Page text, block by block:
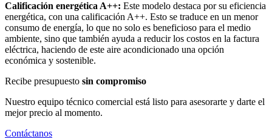
Calificación energética A++: Este modelo destaca por su eficiencia
energética, con una calificación A++. Esto se traduce en un menor
consumo de energía, lo que no solo es beneficioso para el medio
ambiente, sino que también ayuda a reducir los costos en la factura
eléctrica, haciendo de este aire acondicionado una opción
económica y sostenible.
Recibe presupuesto sin compromiso
Nuestro equipo técnico comercial está listo para asesorarte y darte el
mejor precio al momento.
Contáctanos